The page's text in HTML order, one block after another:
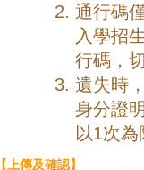
通行碼
入學招
行碼，
遺失時
身分證
以1次為
【上傳及確認】